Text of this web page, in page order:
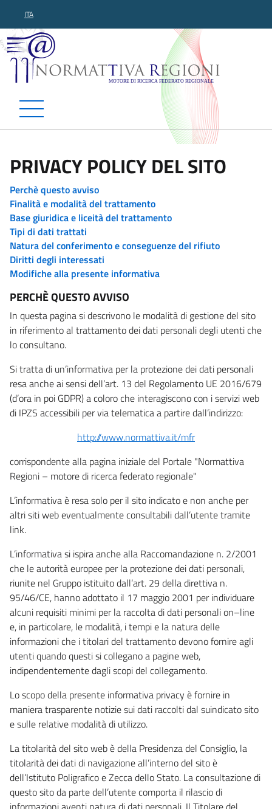
ITA
Normattiva Regioni -
PRIVACY POLICY DEL SITO
Perchè questo avviso
Finalità e modalità del trattamento
Base giuridica e liceità del trattamento
Tipi di dati trattati
Natura del conferimento e conseguenze del rifiuto
Diritti degli interessati
Modifiche alla presente informativa
PERCHÈ QUESTO AVVISO
In questa pagina si descrivono le modalità di gestione del sito
in riferimento al trattamento dei dati personali degli utenti che
lo consultano.
Si tratta di un’informativa per la protezione dei dati personali
resa anche ai sensi dell’art. 13 del Regolamento UE 2016/679
(d’ora in poi GDPR) a coloro che interagiscono con i servizi web
di IPZS accessibili per via telematica a partire dall’indirizzo:
http://www.normattiva.it/mfr
corrispondente alla pagina iniziale del Portale "Normattiva
Regioni – motore di ricerca federato regionale"
L’informativa è resa solo per il sito indicato e non anche per
altri siti web eventualmente consultabili dall’utente tramite
link.
L’informativa si ispira anche alla Raccomandazione n. 2/2001
che le autorità europee per la protezione dei dati personali,
riunite nel Gruppo istituito dall’art. 29 della direttiva n.
95/46/CE, hanno adottato il 17 maggio 2001 per individuare
alcuni requisiti minimi per la raccolta di dati personali on–line
e, in particolare, le modalità, i tempi e la natura delle
informazioni che i titolari del trattamento devono fornire agli
utenti quando questi si collegano a pagine web,
indipendentemente dagli scopi del collegamento.
Lo scopo della presente informativa privacy è fornire in
maniera trasparente notizie sui dati raccolti dal suindicato sito
e sulle relative modalità di utilizzo.
La titolarità del sito web è della Presidenza del Consiglio, la
titolarità dei dati di navigazione all’interno del sito è
dell’Istituto Poligrafico e Zecca dello Stato. La consultazione di
questo sito da parte dell’utente comporta il rilascio di